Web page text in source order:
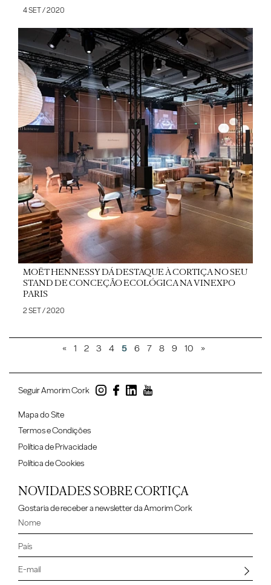
4 SET / 2020
MOËT HENNESSY DÁ DESTAQUE À CORTIÇA NO SEU
STAND DE CONCEÇÃO ECOLÓGICA NA VINEXPO
PARIS
2 SET / 2020
« 1 2 3 4 5 6 7 8 9 10 »
Seguir Amorim Cork
Mapa do Site
Termos e Condições
Política de Privacidade
Política de Cookies
NOVIDADES SOBRE CORTIÇA
Gostaria de receber a newsletter da Amorim Cork